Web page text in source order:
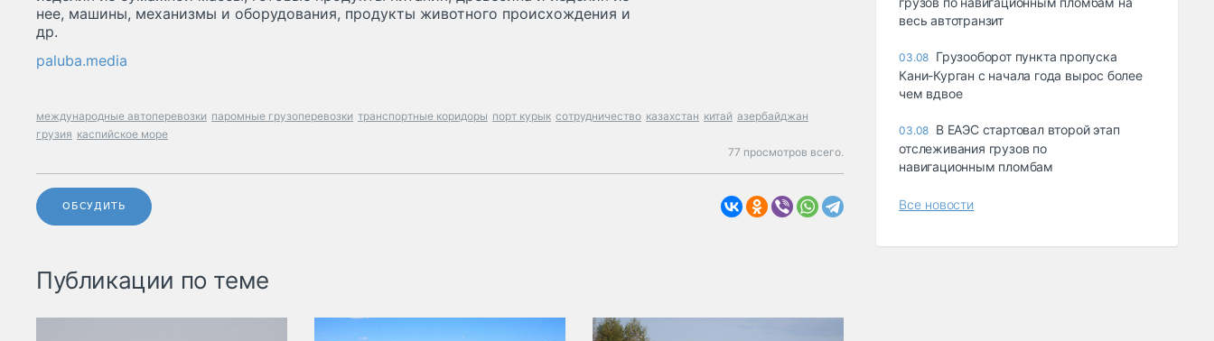
нее, машины, механизмы и оборудования, продукты животного происхождения и
др.
paluba.media
международные автоперевозки паромные грузоперевозки транспортные коридоры порт курык сотрудничество казахстан китай азербайджан
грузия каспийское море
77 просмотров всего.
ОБСУДИТЬ
Публикации по теме
весь автотранзит
03.08 Грузооборот пункта пропуска
Кани-Курган с начала года вырос более
чем вдвое
03.08 В ЕАЭС стартовал второй этап
отслеживания грузов по
навигационным пломбам
Все новости